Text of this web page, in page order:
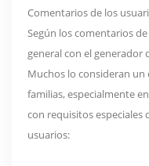
Comentarios de los
Según los comentarios
general con el generador
Muchos lo consideran
familias, especialmente
con requisitos especiales
usuarios: